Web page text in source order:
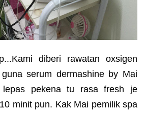
diberi rawatan oxsigen
serum dermashine by Mai
lepas pekena tu rasa fresh je
minit pun. Kak Mai pemilik spa